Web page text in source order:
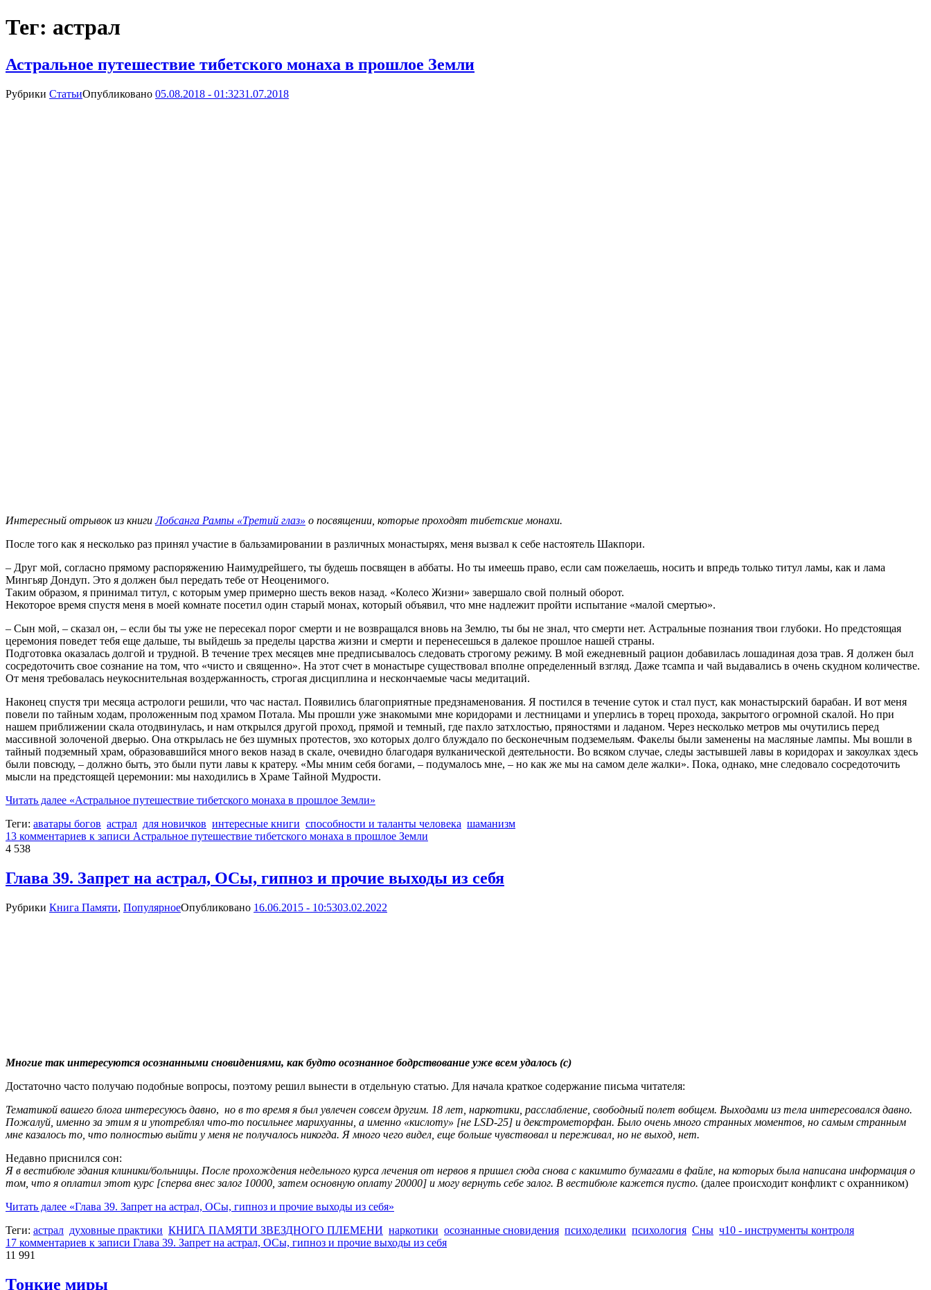
Тег: астрал
Астральное путешествие тибетского монаха в прошлое Земли
Рубрики СтатьиОпубликовано 05.08.2018 - 01:3231.07.2018
Интересный отрывок из книгиЛобсанга Рампы «Третий глаз» о посвящении, которые проходят тибетские монахи.
После того как я несколько раз принял участие в бальзамировании в различных монастырях, меня вызвал к себе настоятель Шакпори.
– Друг мой, согласно прямому распоряжению Наимудрейшего, ты будешь посвящен в аббаты. Но ты имеешь право, если сам пожелаешь, носить и впредь только титул ламы, как и лама
Мингьяр Дондуп. Это я должен был передать тебе от Неоценимого.
Таким образом, я принимал титул, с которым умер примерно шесть веков назад. «Колесо Жизни» завершало свой полный оборот.
Некоторое время спустя меня в моей комнате посетил один старый монах, который объявил, что мне надлежит пройти испытание «малой смертью».
– Сын мой, – сказал он, – если бы ты уже не пересекал порог смерти и не возвращался вновь на Землю, ты бы не знал, что смерти нет. Астральные познания твои глубоки. Но предстоящая
церемония поведет тебя еще дальше, ты выйдешь за пределы царства жизни и смерти и перенесешься в далекое прошлое нашей страны.
Подготовка оказалась долгой и трудной. В течение трех месяцев мне предписывалось следовать строгому режиму. В мой ежедневный рацион добавилась лошадиная доза трав. Я должен был
сосредоточить свое сознание на том, что «чисто и священно». На этот счет в монастыре существовал вполне определенный взгляд. Даже тсампа и чай выдавались в очень скудном количестве.
От меня требовалась неукоснительная воздержанность, строгая дисциплина и нескончаемые часы медитаций.
Наконец спустя три месяца астрологи решили, что час настал. Появились благоприятные предзнаменования. Я постился в течение суток и стал пуст, как монастырский барабан. И вот меня
повели по тайным ходам, проложенным под храмом Потала. Мы прошли уже знакомыми мне коридорами и лестницами и уперлись в торец прохода, закрытого огромной скалой. Но при
нашем приближении скала отодвинулась, и нам открылся другой проход, прямой и темный, где пахло затхлостью, пряностями и ладаном. Через несколько метров мы очутились перед
массивной золоченой дверью. Она открылась не без шумных протестов, эхо которых долго блуждало по бесконечным подземельям. Факелы были заменены на масляные лампы. Мы вошли в
тайный подземный храм, образовавшийся много веков назад в скале, очевидно благодаря вулканической деятельности. Во всяком случае, следы застывшей лавы в коридорах и закоулках здесь
были повсюду, – должно быть, это были пути лавы к кратеру. «Мы мним себя богами, – подумалось мне, – но как же мы на самом деле жалки». Пока, однако, мне следовало сосредоточить
мысли на предстоящей церемонии: мы находились в Храме Тайной Мудрости.
Читать далее «Астральное путешествие тибетского монаха в прошлое Земли»
Теги: аватары богов астрал для новичков интересные книги способности и таланты человека шаманизм
13 комментариев к записи Астральное путешествие тибетского монаха в прошлое Земли
4 538
Глава 39. Запрет на астрал, ОСы, гипноз и прочие выходы из себя
Рубрики Книга Памяти, ПопулярноеОпубликовано 16.06.2015 - 10:5303.02.2022
Многие так интересуются осознанными сновидениями, как будто осознанное бодрствование уже всем удалось (c)
Достаточно часто получаю подобные вопросы, поэтому решил вынести в отдельную статью. Для начала краткое содержание письма читателя:
Тематикой вашего блога интересуюсь давно, но в то время я был увлечен совсем другим. 18 лет, наркотики, расслабление, свободный полет вобщем. Выходами из тела интересовался давно.
Пожалуй, именно за этим я и употреблял что-то посильнее марихуанны, а именно «кислоту» [не LSD-25] и декстрометорфан. Было очень много странных моментов, но самым странным
мне казалось то, что полностью выйти у меня не получалось никогда. Я много чего видел, еще больше чувствовал и переживал, но не выход, нет.
Недавно приснился сон:
Я в вестибюле здания клиники/больницы. После прохождения недельного курса лечения от нервов я пришел сюда снова с какимито бумагами в файле, на которых была написана информация о
том, что я оплатил этот курс [сперва внес залог 10000, затем основную оплату 20000] и могу вернуть себе залог. В вестибюле кажется пусто. (далее происходит конфликт с охранником)
Читать далее «Глава 39. Запрет на астрал, ОСы, гипноз и прочие выходы из себя»
Теги: астрал духовные практики КНИГА ПАМЯТИ ЗВЕЗДНОГО ПЛЕМЕНИ наркотики осознанные сновидения психоделики психология Сны ч10 - инструменты контроля
17 комментариев к записи Глава 39. Запрет на астрал, ОСы, гипноз и прочие выходы из себя
11 991
Тонкие миры